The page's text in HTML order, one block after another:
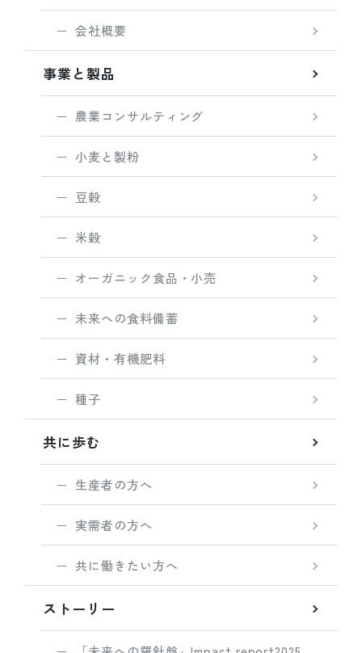
会社概要
事業と製品
農業コンサルティング
小麦と製粉
豆穀
米穀
オーガニック食品・小売
未来への食料備蓄
資材・有機肥料
種子
共に歩む
生産者の方へ
実需者の方へ
共に働きたい方へ
ストーリー